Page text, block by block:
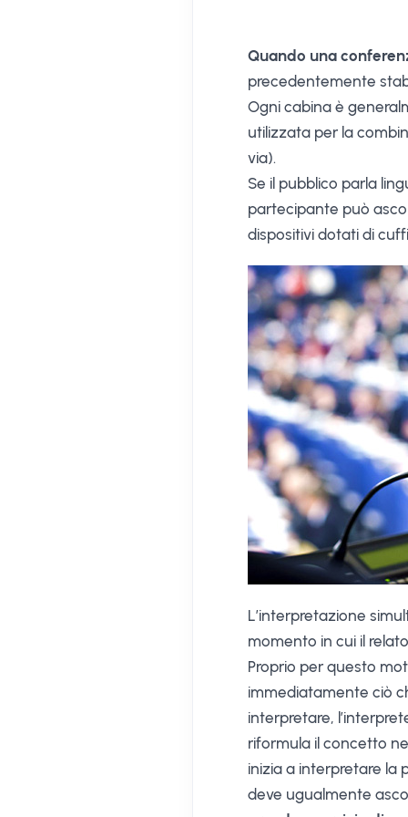
Quando una
precedentemente
Ogni cabina è
utilizzata per la
via).
Se il pubblico parla
partecipante può
dispositivi dotati di
L’interpretazione
momento in cui il
Proprio per questo
immediatamente ciò
interpretare,
riformula il concetto
inizia a interpretare la
deve ugualmente